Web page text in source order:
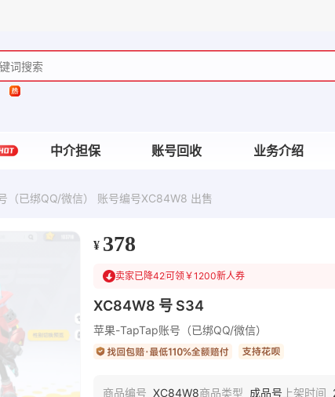
中介担保 账号回收 业务介绍
（已绑QQ/微信） 账号编号XC84W8 出售
¥ 378
卖家已降42可领￥1200新人券
XC84W8 号 S34
苹果-TapTap账号（已绑QQ/微信）
商品编号 XC84W8商品类型 成品号 上架时间